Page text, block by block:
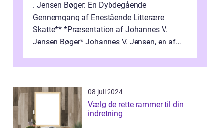
. Jensen Bøger: En Dybdegående
Gennemgang af Enestående Litterære
Skatte** *Præsentation af Johannes V.
Jensen Bøger* Johannes V. Jensen, en af
et enestående...
08 juli 2024
Vælg de rette rammer til din
indretning